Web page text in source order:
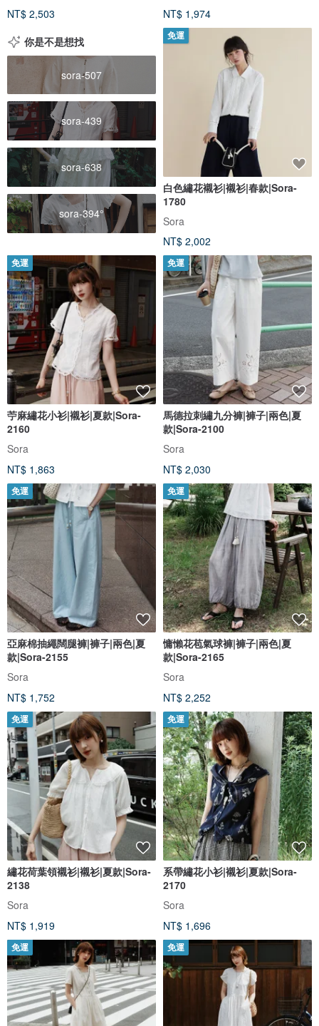
NT$ 2,503
NT$ 1,974
你是不是想找
sora-507
sora-439
sora-638
sora-394°
免運
白色繡花襯衫|襯衫|春款|Sora-
1780
Sora
NT$ 2,002
免運
苧麻繡花小衫|襯衫|夏款|Sora-
2160
Sora
NT$ 1,863
免運
馬德拉刺繡九分褲|褲子|兩色|夏
款|Sora-2100
Sora
NT$ 2,030
免運
亞麻棉抽繩闊腿褲|褲子|兩色|夏
款|Sora-2155
Sora
NT$ 1,752
免運
慵懶花苞氣球褲|褲子|兩色|夏
款|Sora-2165
Sora
NT$ 2,252
免運
繡花荷葉領襯衫|襯衫|夏款|Sora-
2138
Sora
NT$ 1,919
免運
系帶繡花小衫|襯衫|夏款|Sora-
2170
Sora
NT$ 1,696
免運 免運